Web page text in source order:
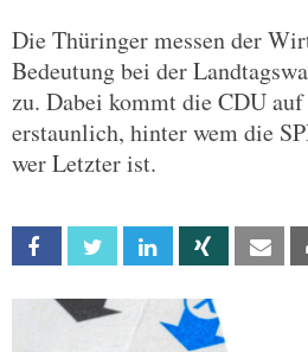
Die Thüringer messen der
Bedeutung bei der
zu. Dabei kommt die CDU
erstaunlich, hinter wem die
wer Letzter ist.
Facebook Twitter Linkedin Xing